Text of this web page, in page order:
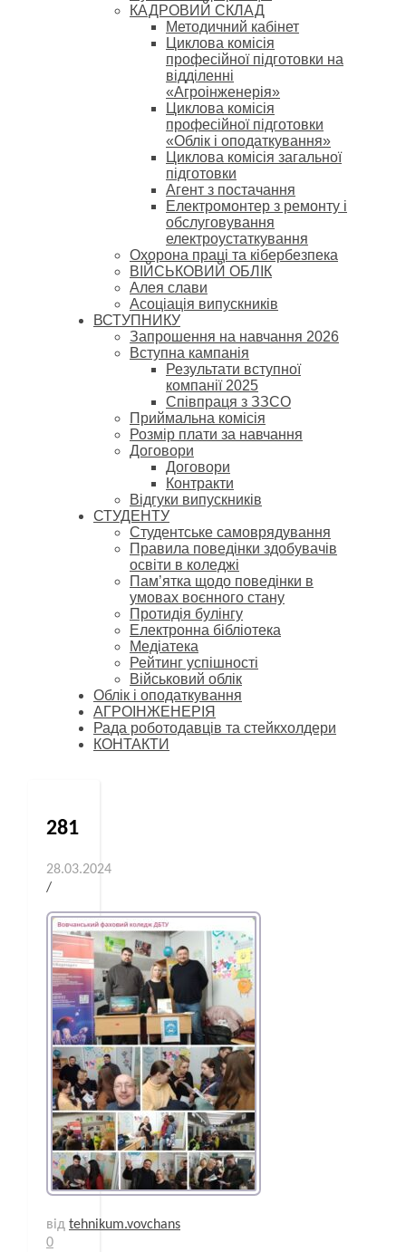
КАДРОВИЙ СКЛАД
Методичний кабінет
Циклова комісія
професійної підготовки на
відділенні
«Агроінженерія»
Циклова комісія
професійної підготовки
«Облік і оподаткування»
Циклова комісія загальної
підготовки
Агент з постачання
Електромонтер з ремонту і
обслуговування
електроустаткування
Охорона праці та кібербезпека
ВІЙСЬКОВИЙ ОБЛІК
Алея слави
Асоціація випускників
ВСТУПНИКУ
Запрошення на навчання 2026
Вступна кампанія
Результати вступної
компанії 2025
Співпраця з ЗЗСО
Приймальна комісія
Розмір плати за навчання
Договори
Договори
Контракти
Відгуки випускників
СТУДЕНТУ
Cтудентське самоврядування
Правила поведінки здобувачів
освіти в коледжі
Пам’ятка щодо поведінки в
умовах воєнного стану
Протидія булінгу
Електронна бібліотека
Медіатека
Рейтинг успішності
Військовий облік
Облік і оподаткування
АГРОІНЖЕНЕРІЯ
Рада роботодавців та стейкхолдери
КОНТАКТИ
281
28.03.2024
/
від tehnikum.vovchans
0